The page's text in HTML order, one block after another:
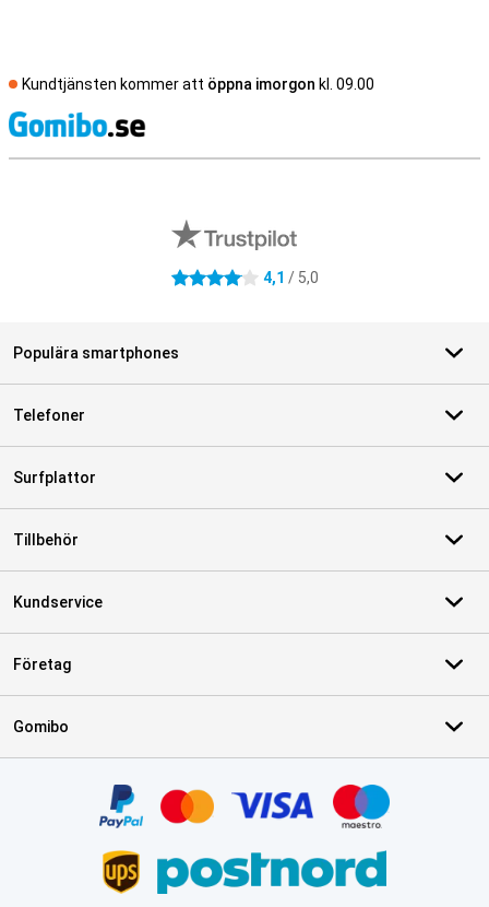
Kundtjänsten kommer att öppna imorgon kl. 09.00
4.1 stjärnor 4,1 / 5,0
Populära smartphones
Telefoner
Surfplattor
Tillbehör
Kundservice
Företag
Gomibo